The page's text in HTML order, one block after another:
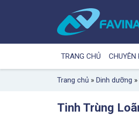
TRANG CHỦ CHUYÊN
Trang chủ » Dinh dưỡng »
Tinh Trùng